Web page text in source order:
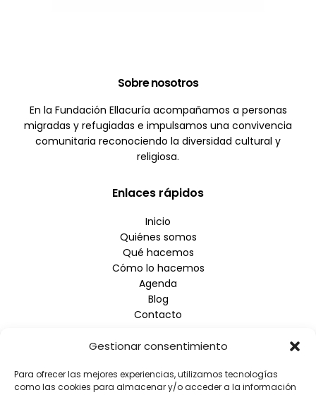
Gestionar consentimiento
Para ofrecer las mejores experiencias, utilizamos tecnologías
como las cookies para almacenar y/o acceder a la información
Sobre nosotros
En la Fundación Ellacuría acompañamos a personas
migradas y refugiadas e impulsamos una convivencia
comunitaria reconociendo la diversidad cultural y
religiosa.
Enlaces rápidos
Inicio
Quiénes somos
Qué hacemos
Cómo lo hacemos
Agenda
Blog
Contacto
Empresa
Aviso Legal